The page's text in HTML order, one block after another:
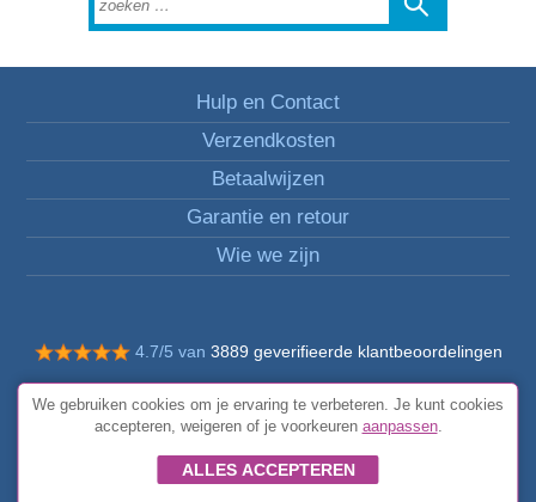
Hulp en Contact
Verzendkosten
Betaalwijzen
Garantie en retour
Wie we zijn
4.7/5 van 3889 geverifieerde klantbeoordelingen
© Alle rechten voorbehouden FunToCome
Algemene voorwaarden
We gebruiken cookies om je ervaring te verbeteren. Je kunt cookies
accepteren, weigeren of je voorkeuren aanpassen.
ALLES ACCEPTEREN